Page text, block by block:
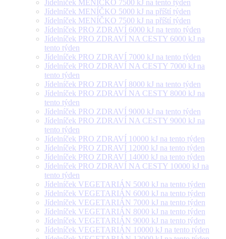
Jídelníček MENÍČKO 7500 kJ na tento týden
Jídelníček MENÍČKO 5000 kJ na příští týden
Jídelníček MENÍČKO 7500 kJ na příští týden
Jídelníček PRO ZDRAVÍ 6000 kJ na tento týden
Jídelníček PRO ZDRAVÍ NA CESTY 6000 kJ na
tento týden
Jídelníček PRO ZDRAVÍ 7000 kJ na tento týden
Jídelníček PRO ZDRAVÍ NA CESTY 7000 kJ na
tento týden
Jídelníček PRO ZDRAVÍ 8000 kJ na tento týden
Jídelníček PRO ZDRAVÍ NA CESTY 8000 kJ na
tento týden
Jídelníček PRO ZDRAVÍ 9000 kJ na tento týden
Jídelníček PRO ZDRAVÍ NA CESTY 9000 kJ na
tento týden
Jídelníček PRO ZDRAVÍ 10000 kJ na tento týden
Jídelníček PRO ZDRAVÍ 12000 kJ na tento týden
Jídelníček PRO ZDRAVÍ 14000 kJ na tento týden
Jídelníček PRO ZDRAVÍ NA CESTY 10000 kJ na
tento týden
Jídelníček VEGETARIÁN 5000 kJ na tento týden
Jídelníček VEGETARIÁN 6000 kJ na tento týden
Jídelníček VEGETARIÁN 7000 kJ na tento týden
Jídelníček VEGETARIÁN 8000 kJ na tento týden
Jídelníček VEGETARIÁN 9000 kJ na tento týden
Jídelníček VEGETARIÁN 10000 kJ na tento týden